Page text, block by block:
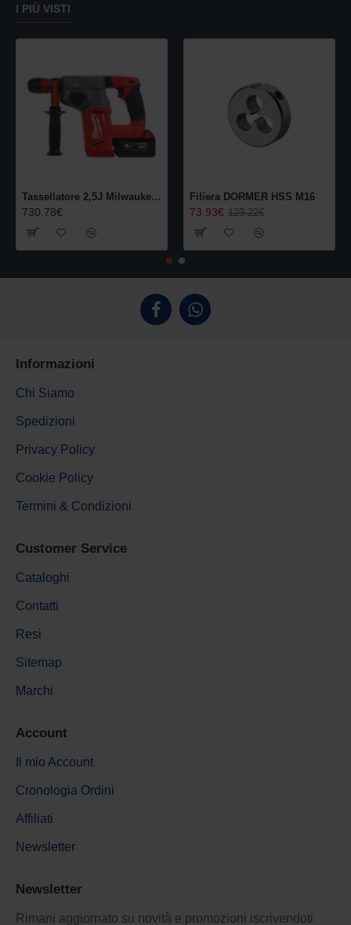
I PIÙ VISTI
Tassellatore 2,5J Milwaukee M18 SDS-Plus con mandrino a cambio rapido FIXTEC
730.78€
Filiera DORMER HSS M16
73.93€ 123.22€
Informazioni
Chi Siamo
Spedizioni
Privacy Policy
Cookie Policy
Termini & Condizioni
Customer Service
Cataloghi
Contatti
Resi
Sitemap
Marchi
Account
Il mio Account
Cronologia Ordini
Affiliati
Newsletter
Newsletter
Rimani aggiornato su novità e promozioni iscrivendoti